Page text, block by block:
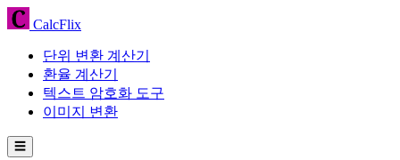
CalcFlix
단위 변환 계산기
환율 계산기
텍스트 암호화 도구
이미지 변환
☰